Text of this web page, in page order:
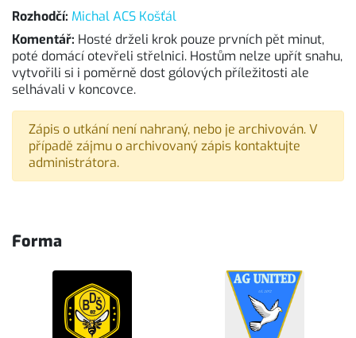
Rozhodčí: Michal ACS Košťál
Komentář: Hosté drželi krok pouze prvních pět minut,
poté domácí otevřeli střelnici. Hostům nelze upřít snahu,
vytvořili si i poměrně dost gólových příležitosti ale
selhávali v koncovce.
Zápis o utkání není nahraný, nebo je archivován. V
případě zájmu o archivovaný zápis kontaktujte
administrátora.
Forma